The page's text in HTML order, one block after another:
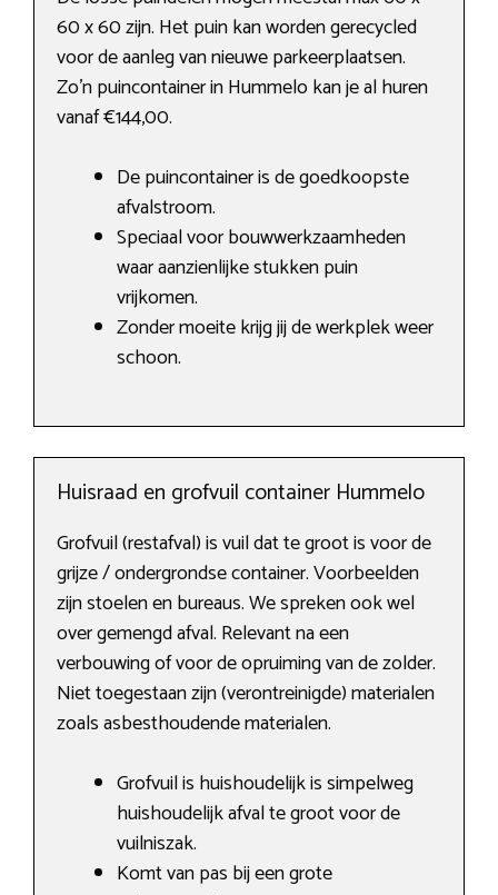
60 x 60 zijn. Het puin kan worden gerecycled
voor de aanleg van nieuwe parkeerplaatsen.
Zo’n puincontainer in Hummelo kan je al huren
vanaf €144,00.
De puincontainer is de goedkoopste
afvalstroom.
Speciaal voor bouwwerkzaamheden
waar aanzienlijke stukken puin
vrijkomen.
Zonder moeite krijg jij de werkplek weer
schoon.
Huisraad en grofvuil container Hummelo
Grofvuil (restafval) is vuil dat te groot is voor de
grijze / ondergrondse container. Voorbeelden
zijn stoelen en bureaus. We spreken ook wel
over gemengd afval. Relevant na een
verbouwing of voor de opruiming van de zolder.
Niet toegestaan zijn (verontreinigde) materialen
zoals asbesthoudende materialen.
Grofvuil is huishoudelijk is simpelweg
huishoudelijk afval te groot voor de
vuilniszak.
Komt van pas bij een grote